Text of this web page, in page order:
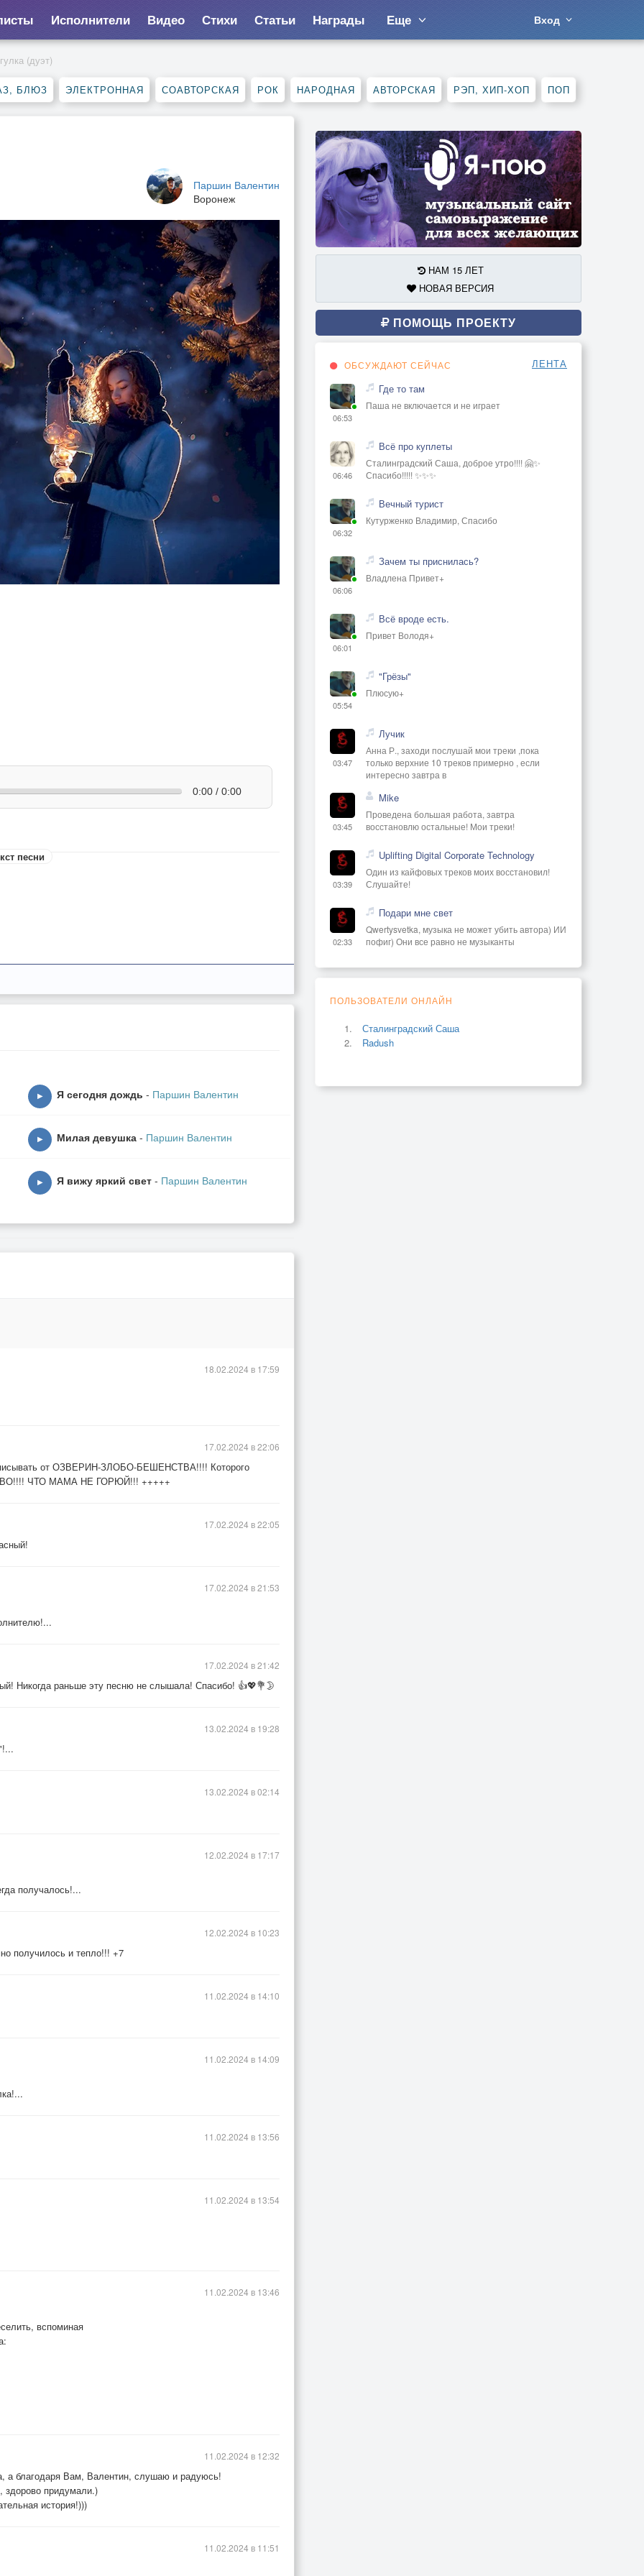
Исполнители Видео Стихи Статьи Награды Еще Вход
(дуэт)
БЛЮЗ ЭЛЕКТРОННАЯ СОАВТОРСКАЯ РОК НАРОДНАЯ АВТОРСКАЯ РЭП, ХИП-ХОП ПОП
Паршин Валентин
Воронеж
0:00 / 0:00
песни
▶ Я сегодня дождь - Паршин Валентин
▶ Милая девушка - Паршин Валентин
▶ Я вижу яркий свет - Паршин Валентин
18.02.2024 в 17:59
от ОЗВЕРИН-ЗЛОБО-БЕШЕНСТВА!!!! Которого
ЧТО МАМА НЕ ГОРЮЙ!!! +++++
17.02.2024 в 22:06
17.02.2024 в 22:05
17.02.2024 в 21:53
Никогда раньше эту песню не слышала! Спасибо! 👍💖💐🌛
17.02.2024 в 21:42
13.02.2024 в 19:28
13.02.2024 в 02:14
получалось!...
12.02.2024 в 17:17
получилось и тепло!!! +7
12.02.2024 в 10:23
11.02.2024 в 14:10
11.02.2024 в 14:09
11.02.2024 в 13:56
11.02.2024 в 13:54
вспоминая
11.02.2024 в 13:46
а благодаря Вам, Валентин, слушаю и радуюсь!
здорово придумали.)
история!)))
11.02.2024 в 12:32
11.02.2024 в 11:51
НАМ 15 ЛЕТ
НОВАЯ ВЕРСИЯ
ПОМОЩЬ ПРОЕКТУ
ОБСУЖДАЮТ СЕЙЧАС ЛЕНТА
06:53
Где то там
Паша не включается и не играет
06:46
Всё про куплеты
Сталинградский Саша, доброе утро!!!! 🤗✨
Спасибо!!!!! ✨✨✨
06:32
Вечный турист
Кутурженко Владимир, Спасибо
06:06
Зачем ты приснилась?
Владлена Привет+
06:01
Всё вроде есть.
Привет Володя+
05:54
"Грёзы"
Плюсую+
03:47
Лучик
Анна Р., заходи послушай мои треки ,пока
только верхние 10 треков примерно , если
интересно завтра в
03:45
Mike
Проведена большая работа, завтра
восстановлю остальные! Мои треки!
03:39
Uplifting Digital Corporate Technology
Один из кайфовых треков моих восстановил!
Слушайте!
02:33
Подари мне свет
Qwertysvetka, музыка не может убить автора) ИИ
пофиг) Они все равно не музыканты
ПОЛЬЗОВАТЕЛИ ОНЛАЙН
Сталинградский Саша
Radush